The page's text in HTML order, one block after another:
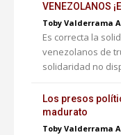
VENEZOLANOS
Toby Valderrama
Es correcta la
venezolanos de
solidaridad no
Los presos
madurato
Toby Valderrama